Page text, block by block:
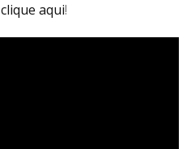
clique aqui!